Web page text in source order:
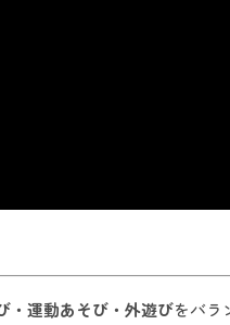
・運動あそび・外遊びをバラ